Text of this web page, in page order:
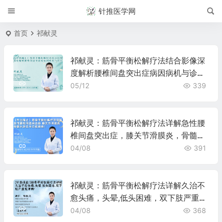
针推医学网
首页 祁献灵
祁献灵：筋骨平衡松解疗法结合影像深
度解析腰椎间盘突出症病因病机与诊
治！
05/12 339
祁献灵：筋骨平衡松解疗法详解急性腰
椎间盘突出症，膝关节滑膜炎，骨髓水
肿及半月板损伤！
04/08 391
祁献灵：筋骨平衡松解疗法详解久治不
愈头痛，头晕,低头困难，双下肢严重发
凉病！
04/08 368